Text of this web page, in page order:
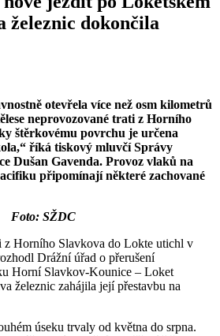
železnic dokončila
otevřela více než osm kilometrů
neprovozované trati z Horního
štěrkovému povrchu je určena
říká tiskový mluvčí Správy
Dušan Gavenda. Provoz vlaků na
připomínají některé zachované
Foto: SŽDC
z Horního Slavkova do Lokte utichl v
Drážní úřad o přerušení
Horní Slavkov-Kounice – Loket
železnic zahájila její přestavbu na
úseku trvaly od května do srpna.